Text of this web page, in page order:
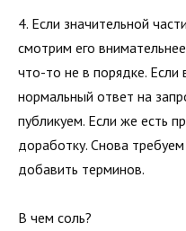
4. Если значительной
смотрим его
что-то не в порядке. Если
нормальный ответ на
публикуем. Если же есть
доработку. Снова
добавить терминов.
В чем соль?